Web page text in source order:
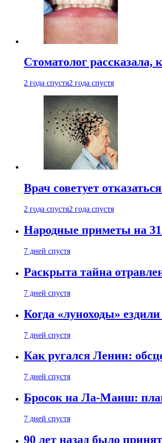
Стоматолог рассказала,
2 года спустя2 года спустя
Врач советует
2 года спустя2 года спустя
Народные приметы на 31
7 дней спустя
Раскрыта тайна
7 дней спустя
Когда «луноходы»
7 дней спустя
Как ругался Ленин:
7 дней спустя
Бросок на Ла-Манш:
7 дней спустя
90 лет назад было